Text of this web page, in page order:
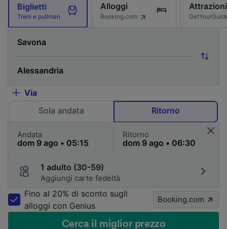
Biglietti
Treni e pullman
Alloggi
Booking.com
Attrazioni
Via
Sola andata
Ritorno
Andata Ritorno
1 adulto (30-59)
Aggiungi carte fedeltà
Fino al 20% di sconto sugli
alloggi con Genius
Booking.com
Cerca il miglior prezzo